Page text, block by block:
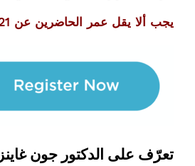
يجب ألا يقل عمر الحاضرين عن 21 عامًا
تعرّف على الدكتور جون غاينز